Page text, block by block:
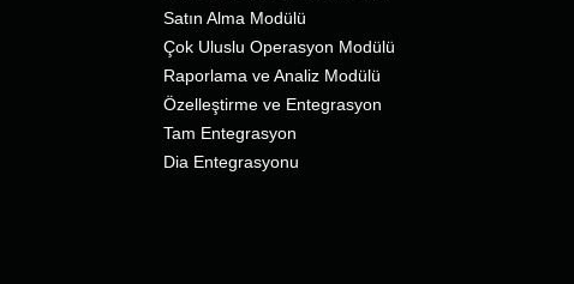
Satın Alma Modülü
Çok Uluslu Operasyon Modülü
Raporlama ve Analiz Modülü
Özelleştirme ve Entegrasyon
Tam Entegrasyon
Dia Entegrasyonu